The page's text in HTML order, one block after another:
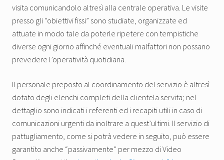
visita comunicandolo altresì alla centrale operativa. Le visite
presso gli “obiettivi fissi” sono studiate, organizzate ed
attuate in modo tale da poterle ripetere con tempistiche
diverse ogni giorno affinché eventuali malfattori non possano
prevedere l’operatività quotidiana.
Il personale preposto al coordinamento del servizio è altresì
dotato degli elenchi completi della clientela servita; nel
dettaglio sono indicati i referenti ed i recapiti utili in caso di
comunicazioni urgenti da inoltrare a quest’ultimi. Il servizio di
pattugliamento, come si potrà vedere in seguito, può essere
garantito anche “passivamente” per mezzo di Video